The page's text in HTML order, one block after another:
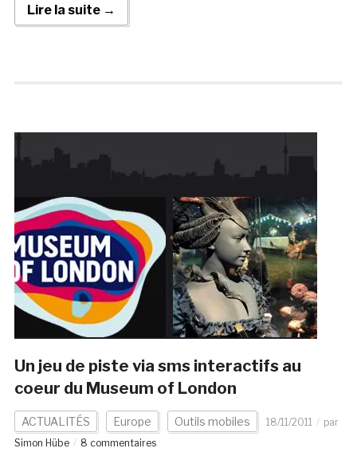
Lire la suite →
Un jeu de piste via sms interactifs au
coeur du Museum of London
ACTUALITÉS Europe Outils mobiles 18/11/2011
par
Simon Hübe
8 commentaires